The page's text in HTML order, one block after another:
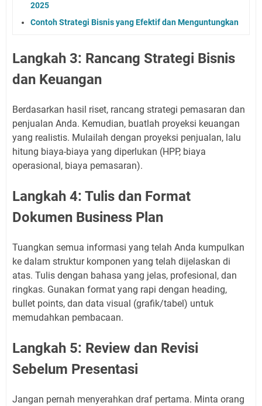
2025
Contoh Strategi Bisnis yang Efektif dan Menguntungkan
Langkah 3: Rancang Strategi Bisnis
dan Keuangan
Berdasarkan hasil riset, rancang strategi pemasaran dan
penjualan Anda. Kemudian, buatlah proyeksi keuangan
yang realistis. Mulailah dengan proyeksi penjualan, lalu
hitung biaya-biaya yang diperlukan (HPP, biaya
operasional, biaya pemasaran).
Langkah 4: Tulis dan Format
Dokumen Business Plan
Tuangkan semua informasi yang telah Anda kumpulkan
ke dalam struktur komponen yang telah dijelaskan di
atas. Tulis dengan bahasa yang jelas, profesional, dan
ringkas. Gunakan format yang rapi dengan heading,
bullet points, dan data visual (grafik/tabel) untuk
memudahkan pembacaan.
Langkah 5: Review dan Revisi
Sebelum Presentasi
Jangan pernah menyerahkan draf pertama. Minta orang